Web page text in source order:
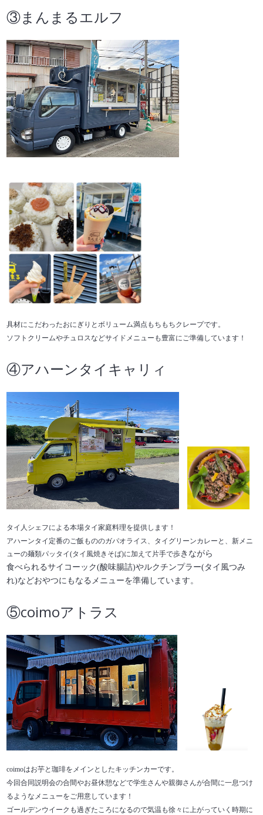
③まんまるエルフ
具材にこだわったおにぎりとボリューム満点もちもちクレープです。
ソフトクリームやチュロスなどサイドメニューも豊富にご準備しています！
④アハーンタイキャリィ
タイ人シェフによる本場タイ家庭料理を提供します！
アハーンタイ定番のご飯もののガパオライス、タイグリーンカレーと、新メニ
ューの麺類パッタイ(タイ風焼きそば)に加えて片手で歩きながら
食べられるサイコーック(酸味腸詰)やルクチンプラー(タイ風つみ
れ)などおやつにもなるメニューを準備しています。
⑤coimoアトラス
coimoはお芋と珈琲をメインとしたキッチンカーです。
今回合同説明会の合間やお昼休憩などで学生さんや親御さんが合間に一息つけ
るようなメニューをご用意しています！
ゴールデンウイークも過ぎたころになるので気温も徐々に上がっていく時期に